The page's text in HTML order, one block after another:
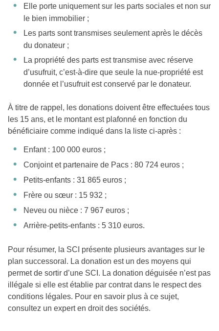
Elle porte uniquement sur les parts sociales et non sur
le bien immobilier ;
Les parts sont transmises seulement après le décès
du donateur ;
La propriété des parts est transmise avec réserve
d’usufruit, c’est-à-dire que seule la nue-propriété est
donnée et l’usufruit est conservé par le donateur.
À titre de rappel, les donations doivent être effectuées tous
les 15 ans, et le montant est plafonné en fonction du
bénéficiaire comme indiqué dans la liste ci-après :
Enfant : 100 000 euros ;
Conjoint et partenaire de Pacs : 80 724 euros ;
Petits-enfants : 31 865 euros ;
Frère ou sœur : 15 932 ;
Neveu ou nièce : 7 967 euros ;
Arrière-petits-enfants : 5 310 euros.
Pour résumer, la SCI présente plusieurs avantages sur le
plan successoral. La donation est un des moyens qui
permet de sortir d’une SCI. La donation déguisée n’est pas
illégale si elle est établie par contrat dans le respect des
conditions légales. Pour en savoir plus à ce sujet,
consultez un expert en droit des sociétés.